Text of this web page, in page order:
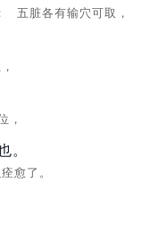
五脏各有输穴可取，
，
。
愈了。